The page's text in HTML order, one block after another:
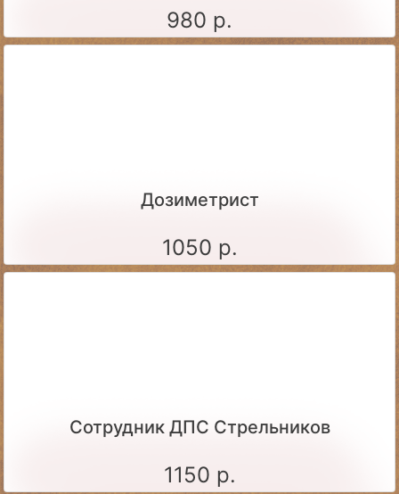
980 р.
Дозиметрист
1050 р.
Сотрудник ДПС Стрельников
1150 р.